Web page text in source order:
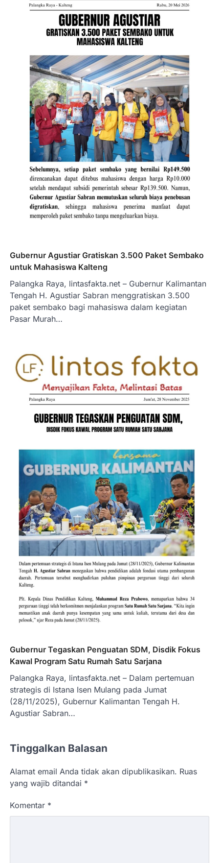
Gubernur Agustiar Gratiskan 3.500 Paket Sembako
untuk Mahasiswa Kalteng
Palangka Raya, lintasfakta.net – Gubernur Kalimantan
Tengah H. Agustiar Sabran menggratiskan 3.500
paket sembako bagi mahasiswa dalam kegiatan
Pasar Murah…
Gubernur Tegaskan Penguatan SDM, Disdik Fokus
Kawal Program Satu Rumah Satu Sarjana
Palangka Raya, lintasfakta.net – Dalam pertemuan
strategis di Istana Isen Mulang pada Jumat
(28/11/2025), Gubernur Kalimantan Tengah H.
Agustiar Sabran…
Tinggalkan Balasan
Alamat email Anda tidak akan dipublikasikan. Ruas
yang wajib ditandai *
Komentar *